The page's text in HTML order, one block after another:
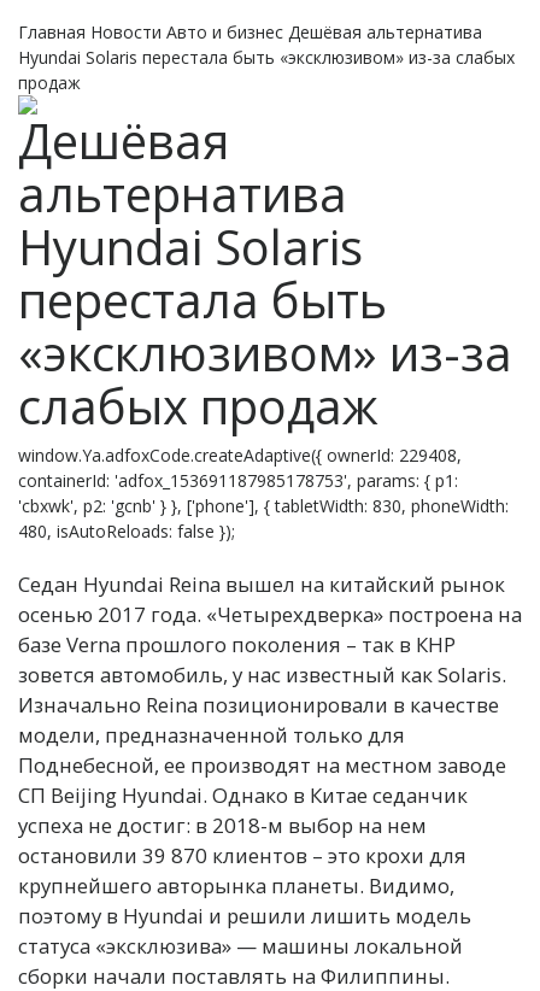
Главная Новости Авто и бизнес Дешёвая альтернатива
Hyundai Solaris перестала быть «эксклюзивом» из-за слабых
продаж
Дешёвая
альтернатива
Hyundai Solaris
перестала быть
«эксклюзивом» из-за
слабых продаж
window.Ya.adfoxCode.createAdaptive({ ownerId: 229408,
containerId: 'adfox_153691187985178753', params: { p1:
'cbxwk', p2: 'gcnb' } }, ['phone'], { tabletWidth: 830, phoneWidth:
480, isAutoReloads: false });
Седан Hyundai Reina вышел на китайский рынок
осенью 2017 года. «Четырехдверка» построена на
базе Verna прошлого поколения – так в КНР
зовется автомобиль, у нас известный как Solaris.
Изначально Reina позиционировали в качестве
модели, предназначенной только для
Поднебесной, ее производят на местном заводе
СП Beijing Hyundai. Однако в Китае седанчик
успеха не достиг: в 2018-м выбор на нем
остановили 39 870 клиентов – это крохи для
крупнейшего авторынка планеты. Видимо,
поэтому в Hyundai и решили лишить модель
статуса «эксклюзива» — машины локальной
сборки начали поставлять на Филиппины.